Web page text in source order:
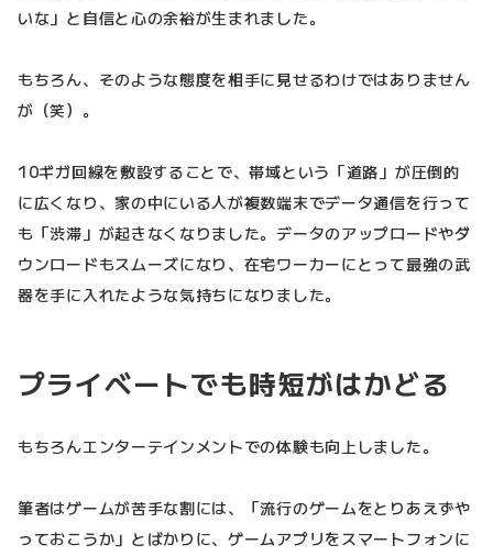
いな」と自信と心の余裕が生まれました。
もちろん、そのような態度を相手に見せるわけではありません
が（笑）。
10ギガ回線を敷設することで、帯域という「道路」が圧倒的
に広くなり、家の中にいる人が複数端末でデータ通信を行って
も「渋滞」が起きなくなりました。データのアップロードやダ
ウンロードもスムーズになり、在宅ワーカーにとって最強の武
器を手に入れたような気持ちになりました。
プライベートでも時短がはかどる
もちろんエンターテインメントでの体験も向上しました。
筆者はゲームが苦手な割には、「流行のゲームをとりあえずや
っておこうか」とばかりに、ゲームアプリをスマートフォンに